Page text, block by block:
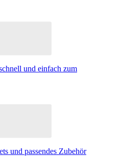
und einfach zum
und passendes Zubehör